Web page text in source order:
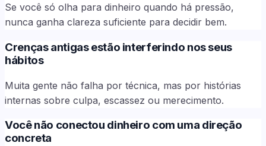
Se você só olha para dinheiro quando há pressão,
nunca ganha clareza suficiente para decidir bem.
Crenças antigas estão interferindo nos seus
hábitos
Muita gente não falha por técnica, mas por histórias
internas sobre culpa, escassez ou merecimento.
Você não conectou dinheiro com uma direção
concreta